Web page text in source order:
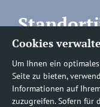
Cookies
Um Ihnen ein
Seite zu bieten,
Informationen auf
zuzugreifen. Sofern für